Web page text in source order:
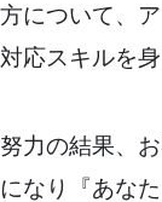
方について、
対応スキルを
努力の結果、
になり『あな